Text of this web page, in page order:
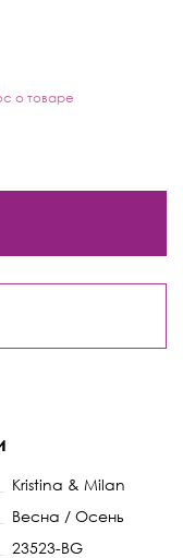
о товаре
Kristina & Milan
Весна / Осень
23523-BG